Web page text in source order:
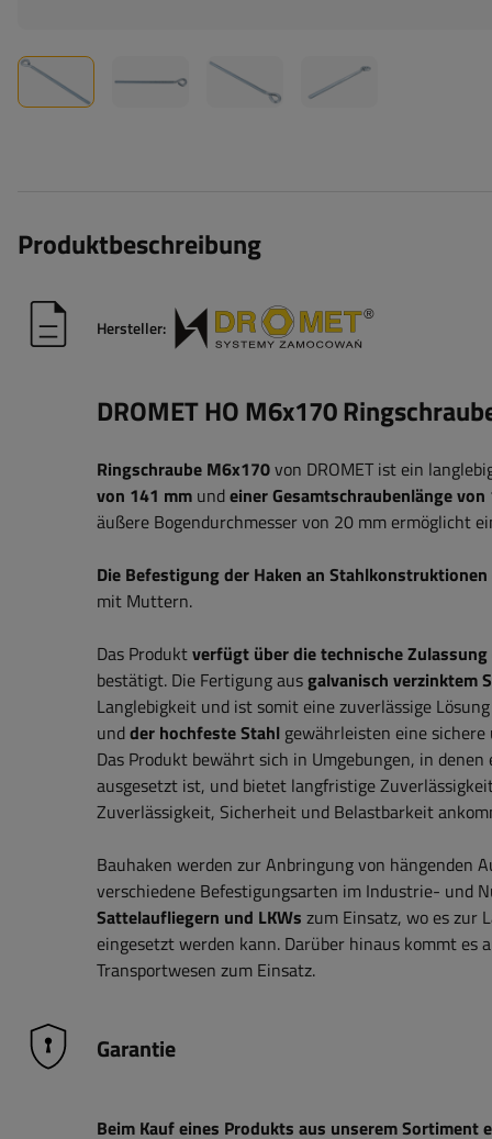
Produktbeschreibung
Hersteller:
DROMET HO M6x170
Ringschraube M6x170von DROMET ist ein
von 141 mm undeiner Gesamtschraubenlänge von
äußere Bogendurchmesser von 20 mm ermöglicht
Die Befestigung der Haken an
mit Muttern.
Das Produktverfügt überdie technische Zulassung
bestätigt. Die Fertigung ausgalvanisch verzinktem
Langlebigkeit und ist somit eine zuverlässige
undder hochfeste Stahl gewährleisten eine
Das Produkt bewährt sich in Umgebungen, in
ausgesetzt ist, und bietet langfristige
Zuverlässigkeit, Sicherheit und Belastbarkeit
Bauhaken werden zur Anbringung von hängenden
verschiedene Befestigungsarten im Industrie- und
Sattelaufliegern und LKWs zum Einsatz, wo es zur
eingesetzt werden kann. Darüber hinaus kommt
Transportwesen zum Einsatz.
Garantie
Beim Kauf eines Produkts aus unserem Sortiment